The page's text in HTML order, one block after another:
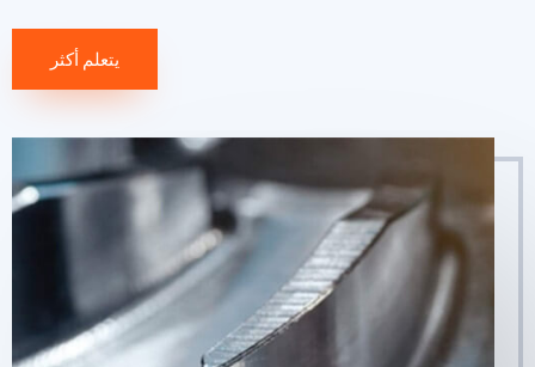
يتعلم أكثر